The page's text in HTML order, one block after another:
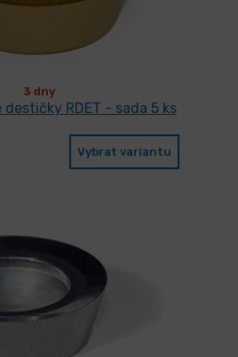
3 dny
RDET - sada 5 ks
Vybrat variantu